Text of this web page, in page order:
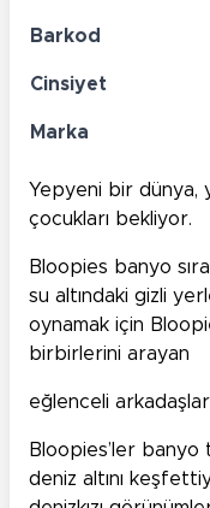
Barkod
Cinsiyet
Marka
Yepyeni bir dünya,
çocukları bekliyor.
Bloopies banyo
su altındaki gizli
oynamak için
birbirlerini arayan
eğlenceli
Bloopies’ler banyo
deniz altını